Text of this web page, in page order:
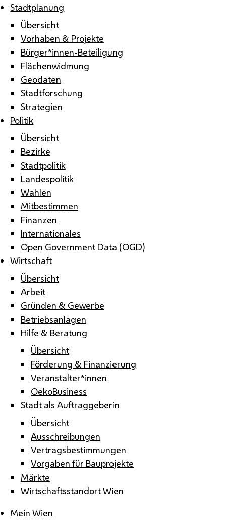
Stadtplanung
Übersicht
Vorhaben & Projekte
Bürger*innen-Beteiligung
Flächenwidmung
Geodaten
Stadtforschung
Strategien
Politik
Übersicht
Bezirke
Stadtpolitik
Landespolitik
Wahlen
Mitbestimmen
Finanzen
Internationales
Open Government Data (OGD)
Wirtschaft
Übersicht
Arbeit
Gründen & Gewerbe
Betriebsanlagen
Hilfe & Beratung
Übersicht
Förderung & Finanzierung
Veranstalter*innen
OekoBusiness
Stadt als Auftraggeberin
Übersicht
Ausschreibungen
Vertragsbestimmungen
Vorgaben für Bauprojekte
Märkte
Wirtschaftsstandort Wien
Mein Wien